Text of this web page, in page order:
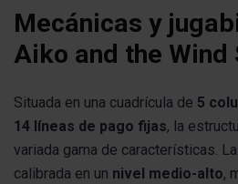
Mecánicas y
Aiko and the Wind
Situada en una cuadrícula de 5
14 líneas de pago fijas, la
variada gama de características. La
calibrada en un nivel medio-alto,